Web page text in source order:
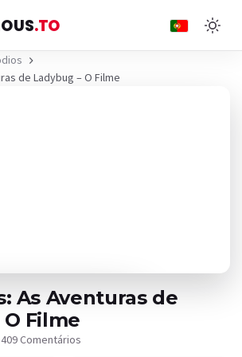
.TO
de Ladybug – O Filme
As Aventuras de
Filme
409 Comentários